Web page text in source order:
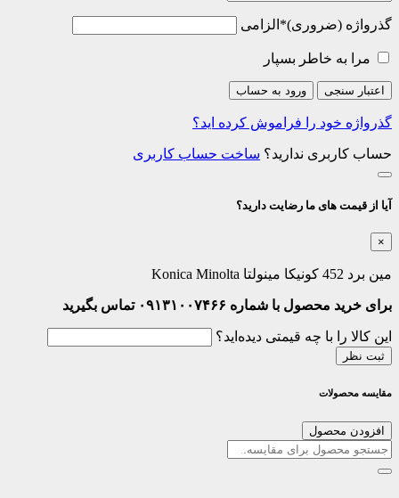
گذرواژه * الزامی
مرا به خاطر بسپار
اعتبار سنجی ورود به حساب
گذرواژه خود را فراموش کرده اید؟
حساب کاربری ندارید؟ ساخت حساب کاربری
آیا از قیمت های ما رضایت دارید؟
×
مین برد 452 کونیکا مینولتا Konica Minolta
برای خرید محصول با شماره ۰۹۱۳۱۰۰۷۴۶۶ تماس بگیرید
این کالا را با چه قیمتی دیده‌اید؟
ثبت نظر
مقایسه محصولات
افزودن محصول